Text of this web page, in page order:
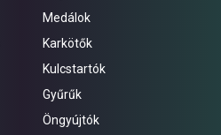
Medálok
Karkötők
Kulcstartók
Gyűrűk
Öngyújtók